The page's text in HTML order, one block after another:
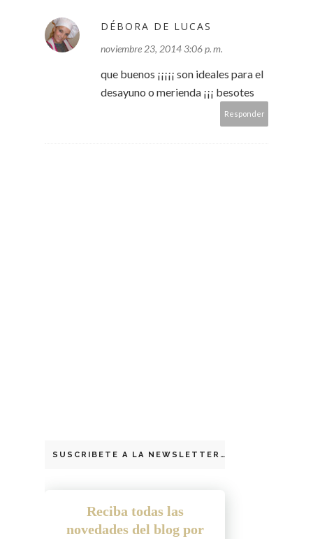
DÉBORA DE LUCAS
noviembre 23, 2014 3:06 p. m.
que buenos ¡¡¡¡¡ son ideales para el
desayuno o merienda ¡¡¡ besotes
Responder
SUSCRIBETE A LA NEWSLETTER
Reciba todas las
novedades del blog por